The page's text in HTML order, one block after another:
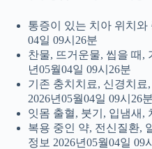
통증이 있는 치아 위치와
04일 09시26분
찬물, 뜨거운물, 씹을 때,
년05월04일 09시26분
기존 충치치료, 신경치료
2026년05월04일 09시26분
잇몸 출혈, 붓기, 입냄새,
복용 중인 약, 전신질환,
정보 2026년05월04일 09